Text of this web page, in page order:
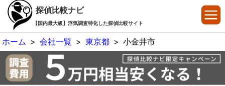
探偵比較ナビ
【国内最大級】浮気調査特化した探偵比較サイト
ホーム > 会社一覧 > 東京都 > 小金井市